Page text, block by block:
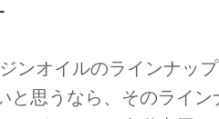
ンオイルのラインナッ
と思うなら、そのライ